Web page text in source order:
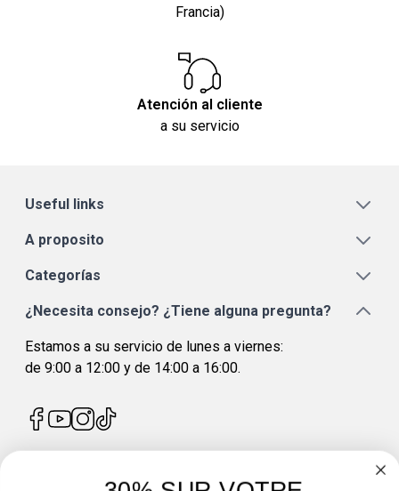
Francia)
Atención al cliente
a su servicio
Useful links
A proposito
Categorías
¿Necesita consejo? ¿Tiene alguna pregunta?
Estamos a su servicio de lunes a viernes:
de 9:00 a 12:00 y de 14:00 a 16:00.